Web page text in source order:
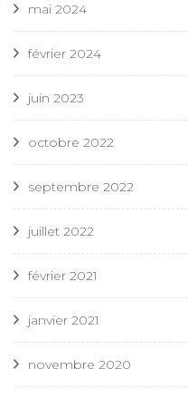
mai 2024
février 2024
juin 2023
octobre 2022
septembre 2022
juillet 2022
février 2021
janvier 2021
novembre 2020